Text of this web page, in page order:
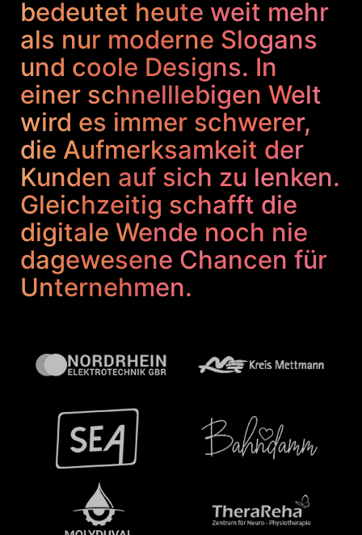
bedeutet heute weit mehr
als nur moderne Slogans
und coole Designs. In
einer schnelllebigen Welt
wird es immer schwerer,
die Aufmerksamkeit der
Kunden auf sich zu lenken.
Gleichzeitig schafft die
digitale Wende noch nie
dagewesene Chancen für
Unternehmen.